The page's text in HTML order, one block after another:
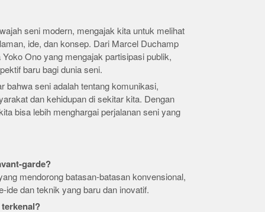
seni modern, mengajak kita untuk melihat
ide, dan konsep. Dari Marcel Duchamp
Ono yang mengajak partisipasi publik,
baru bagi dunia seni.
bahwa seni adalah tentang komunikasi,
dan kehidupan di sekitar kita. Dengan
bisa lebih menghargai perjalanan seni yang
garde?
mendorong batasan-batasan konvensional,
ide dan teknik yang baru dan inovatif.